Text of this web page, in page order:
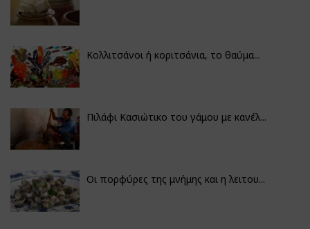
Κολλιτσάνοι ή κοριτσάνια, το θαύμα...
Πιλάφι Κασιώτικο του γάμου με κανέλ...
Οι πορφύρες της μνήμης και η λειτου...